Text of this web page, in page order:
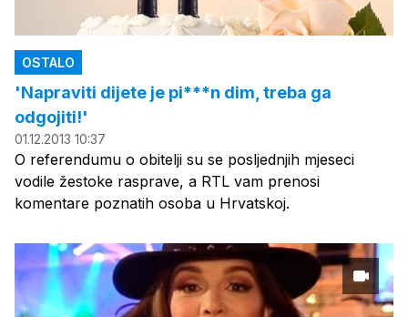
OSTALO
'Napraviti dijete je pi***n dim, treba ga
odgojiti!'
01.12.2013 10:37
O referendumu o obitelji su se posljednjih mjeseci
vodile žestoke rasprave, a RTL vam prenosi
komentare poznatih osoba u Hrvatskoj.